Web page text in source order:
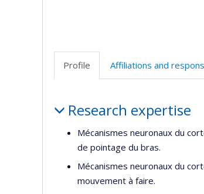
Profile
Affiliations and
Research expertise
Mécanismes neuronaux du
de pointage du bras.
Mécanismes neuronaux du
mouvement à faire.